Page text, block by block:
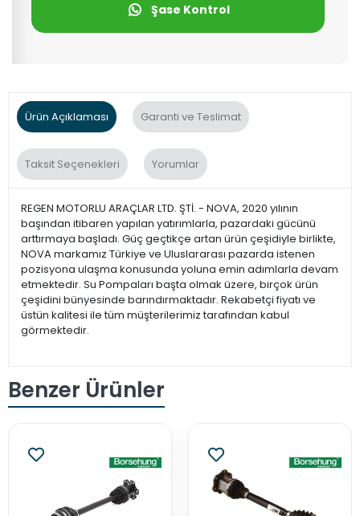
Şase Kontrol
Ürün Açıklaması Garanti ve Teslimat
Taksit Seçenekleri Yorumlar
REGEN MOTORLU ARAÇLAR LTD. ŞTİ. - NOVA, 2020 yılının
başından itibaren yapılan yatırımlarla, pazardaki gücünü
arttırmaya başladı. Güç geçtikçe artan ürün çeşidiyle birlikte,
NOVA markamız Türkiye ve Uluslararası pazarda istenen
pozisyona ulaşma konusunda yoluna emin adımlarla devam
etmektedir. Su Pompaları başta olmak üzere, birçok ürün
çeşidini bünyesinde barındırmaktadır. Rekabetçi fiyatı ve
üstün kalitesi ile tüm müşterilerimiz tarafından kabul
görmektedir.
Benzer Ürünler